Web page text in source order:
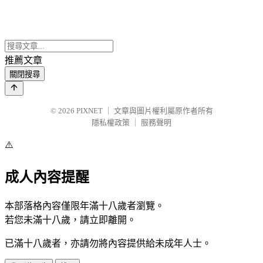
推薦文章
關閉搜尋
© 2026 PIXNET
文章與圖片權利屬原作者所有
隱私權政策
服務聲明
⚠️
成人內容提醒
本部落格內容僅限年滿十八歲者瀏覽。
若您未滿十八歲，請立即離開。
已滿十八歲者，亦請勿將內容提供給未成年人士。